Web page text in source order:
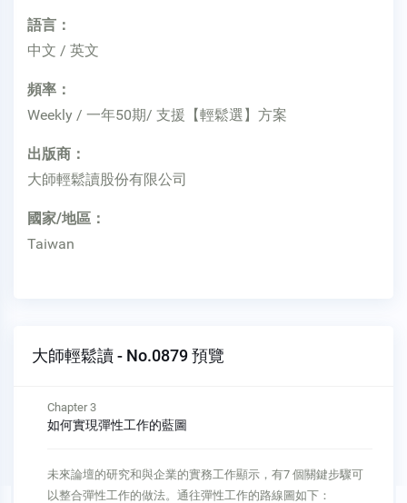
語言：
中文 / 英文
頻率：
Weekly / 一年50期/ 支援【輕鬆選】方案
出版商：
大師輕鬆讀股份有限公司
國家/地區：
Taiwan
大師輕鬆讀 - No.0879 預覽
Chapter 3
如何實現彈性工作的藍圖
未來論壇的研究和與企業的實務工作顯示，有7 個關鍵步驟可
以整合彈性工作的做法。通往彈性工作的路線圖如下：